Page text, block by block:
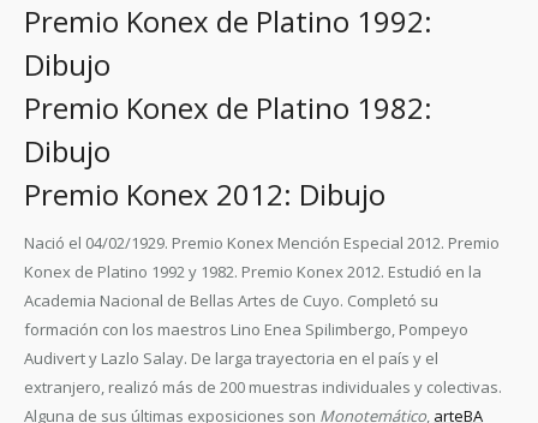
Premio Konex de Platino 1992:
Dibujo
Premio Konex de Platino 1982:
Dibujo
Premio Konex 2012: Dibujo
Nació el 04/02/1929. Premio Konex Mención Especial 2012. Premio
Konex de Platino 1992 y 1982. Premio Konex 2012. Estudió en la
Academia Nacional de Bellas Artes de Cuyo. Completó su
formación con los maestros Lino Enea Spilimbergo, Pompeyo
Audivert y Lazlo Salay. De larga trayectoria en el país y el
extranjero, realizó más de 200 muestras individuales y colectivas.
Alguna de sus últimas exposiciones son Monotemático, arteBA